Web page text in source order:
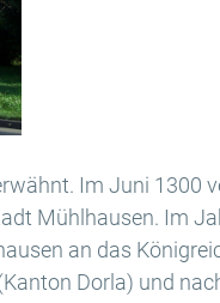
Im Juni 1300
Mühlhausen. Im
an das
Dorla) und